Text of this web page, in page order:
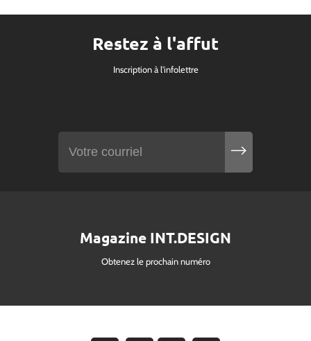
Restez à l'affut
Inscription à l'infolettre
Magazine INT.DESIGN
Obtenez le prochain numéro